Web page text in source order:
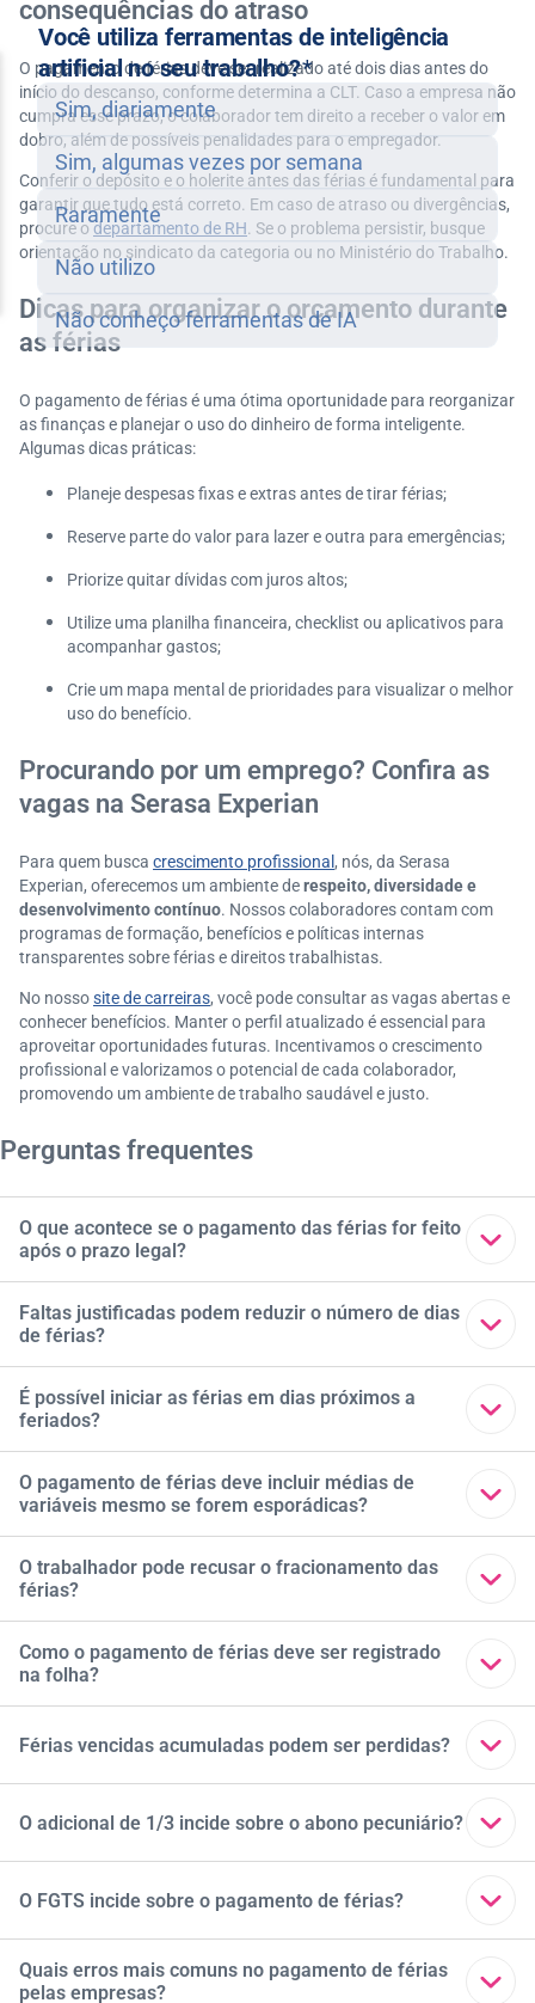
consequências do atraso
O pagamento de férias deve ser realizado até dois dias antes do
início do descanso, conforme determina a CLT. Caso a empresa não
cumpra esse prazo, o colaborador tem direito a receber o valor em
dobro, além de possíveis penalidades para o empregador.
Conferir o depósito e o holerite antes das férias é fundamental para
garantir que tudo está correto. Em caso de atraso ou divergências,
procure odepartamento de RH . Se o problema persistir, busque
orientação no sindicato da categoria ou no Ministério do Trabalho.
Dicas para organizar o orçamento durante
as férias
O pagamento de férias é uma ótima oportunidade para reorganizar
as finanças e planejar o uso do dinheiro de forma inteligente.
Algumas dicas práticas:
Planeje despesas fixas e extras antes de tirar férias;
Reserve parte do valor para lazer e outra para emergências;
Priorize quitar dívidas com juros altos;
Utilize uma planilha financeira, checklist ou aplicativos para
acompanhar gastos;
Crie um mapa mental de prioridades para visualizar o melhor
uso do benefício.
Procurando por um emprego? Confira as
vagas na Serasa Experian
Para quem busca crescimento profissional , nós, da Serasa
Experian, oferecemos um ambiente derespeito, diversidade e
desenvolvimento contínuo. Nossos colaboradores contam com
programas de formação, benefícios e políticas internas
transparentes sobre férias e direitos trabalhistas.
No nossosite de carreiras, você pode consultar as vagas abertas e
conhecer benefícios. Manter o perfil atualizado é essencial para
aproveitar oportunidades futuras. Incentivamos o crescimento
profissional e valorizamos o potencial de cada colaborador,
promovendo um ambiente de trabalho saudável e justo.
Perguntas frequentes
O que acontece se o pagamento das férias for feito
após o prazo legal?
O pagamento deve ocorrer até dois dias antes do início
das férias. Se houver atraso, o empregador pode ser
penalizado com multa e, em alguns casos, pagamento em
dobro, conforme o artigo 137 da CLT.
Faltas justificadas podem reduzir o número de dias
de férias?
Não. Apenas faltas injustificadas impactam o período de
férias. Faltas justificadas, como atestados médicos ou
luto, não reduzem o direito.
É possível iniciar as férias em dias próximos a
feriados?
Não. A CLT proíbe o início das férias nos dois dias que
antecedem feriados ou repouso semanal remunerado,
como domingos.
O pagamento de férias deve incluir médias de
variáveis mesmo se forem esporádicas?
Apenas variáveis habitualmente recebidas (como horas
extras frequentes ou comissões regulares) devem ser
incluídas no cálculo.
O trabalhador pode recusar o fracionamento das
férias?
Sim. O fracionamento só é válido com acordo entre as
partes. O colaborador pode recusar e solicitar o gozo em
período único.
Como o pagamento de férias deve ser registrado
na folha?
Deve ser feito em folha separada ou destacada, com
discriminação clara de valores, adicionais e descontos,
conforme exigido pela CLT.
Férias vencidas acumuladas podem ser perdidas?
A CLT não permite acumular mais de dois períodos
vencidos. O acúmulo pode gerar pagamento indenizado ou
perda parcial do direito.
O adicional de 1/3 incide sobre o abono pecuniário?
Sim. Ao vender parte das férias, o trabalhador recebe o
valor correspondente aos dias vendidos mais o adicional
de 1/3 sobre esse montante.
O FGTS incide sobre o pagamento de férias?
Sim. O empregador deve recolher o FGTS sobre o valor
total das férias, incluindo o adicional de 1/3 e variáveis, se
Quais erros mais comuns no pagamento de férias
pelas empresas?